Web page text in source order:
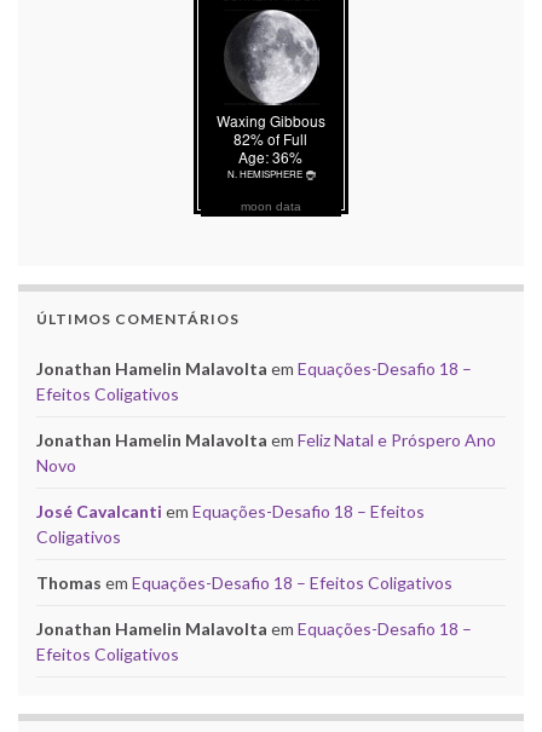
moon data
ÚLTIMOS COMENTÁRIOS
Jonathan Hamelin Malavolta em Equações-Desafio 18 –
Efeitos Coligativos
Jonathan Hamelin Malavolta em Feliz Natal e Próspero Ano
Novo
José Cavalcanti em Equações-Desafio 18 – Efeitos
Coligativos
Thomas em Equações-Desafio 18 – Efeitos Coligativos
Jonathan Hamelin Malavolta em Equações-Desafio 18 –
Efeitos Coligativos